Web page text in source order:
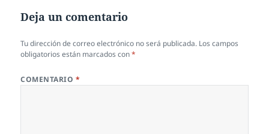
Deja un comentario
Tu dirección de correo electrónico no será publicada. Los campos
obligatorios están marcados con*
COMENTARIO *